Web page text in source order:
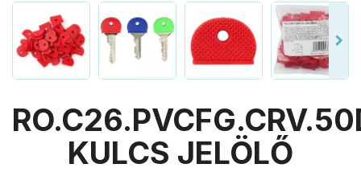
KULCS JELÖLŐ